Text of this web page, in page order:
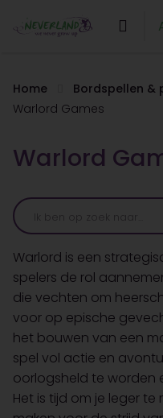
Home Bordspellen &
Warlord Games
Warlord
Warlord is een
spelers de rol
die vechten om
voor op epische
het bouwen van een
spel vol actie en
oorlogsheld te worden
Het is tijd om je leger te